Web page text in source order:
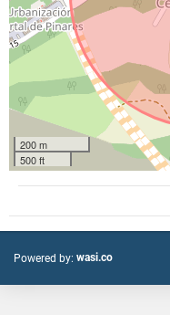
200 m
500 ft
Powered by: wasi.co